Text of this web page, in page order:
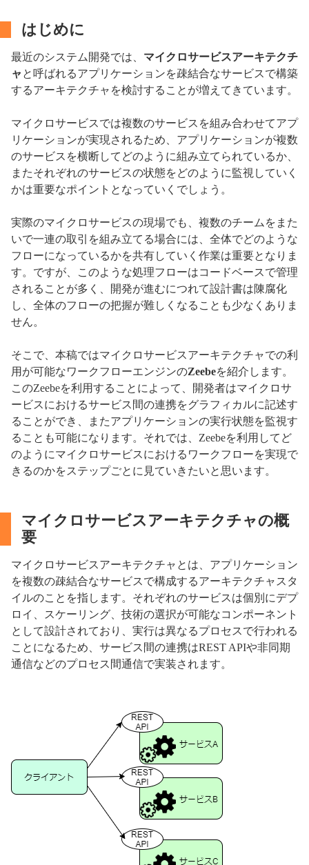
はじめに
最近のシステム開発では、 マイクロサービスアーキテクチ
ャ と呼ばれるアプリケーションを疎結合なサービスで構築
するアーキテクチャを検討することが増えてきています。
マイクロサービスでは複数のサービスを組み合わせてアプ
リケーションが実現されるため、アプリケーションが複数
のサービスを横断してどのように組み立てられているか、
またそれぞれのサービスの状態をどのように監視していく
かは重要なポイントとなっていくでしょう。
実際のマイクロサービスの現場でも、複数のチームをまた
いで一連の取引を組み立てる場合には、全体でどのような
フローになっているかを共有していく作業は重要となりま
す。ですが、このような処理フローはコードベースで管理
されることが多く、開発が進むにつれて設計書は陳腐化
し、全体のフローの把握が難しくなることも少なくありま
せん。
そこで、本稿ではマイクロサービスアーキテクチャでの利
用が可能なワークフローエンジンのZeebeを紹介します。
このZeebeを利用することによって、開発者はマイクロサ
ービスにおけるサービス間の連携をグラフィカルに記述す
ることができ、またアプリケーションの実行状態を監視す
ることも可能になります。それでは、Zeebeを利用してど
のようにマイクロサービスにおけるワークフローを実現で
きるのかをステップごとに見ていきたいと思います。
マイクロサービスアーキテクチャの概
要
マイクロサービスアーキテクチャとは、アプリケーション
を複数の疎結合なサービスで構成するアーキテクチャスタ
イルのことを指します。それぞれのサービスは個別にデプ
ロイ、スケーリング、技術の選択が可能なコンポーネント
として設計されており、実行は異なるプロセスで行われる
ことになるため、サービス間の連携はREST APIや非同期
通信などのプロセス間通信で実装されます。